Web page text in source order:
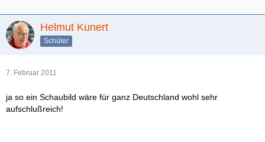
Helmut Kunert
Schüler
7. Februar 2011
ja so ein Schaubild wäre für ganz Deutschland wohl sehr
aufschlußreich!